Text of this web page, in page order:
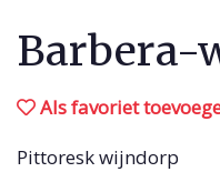
Barbera-
Als favoriet
Pittoresk wijndorp